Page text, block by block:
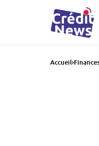
Accueil